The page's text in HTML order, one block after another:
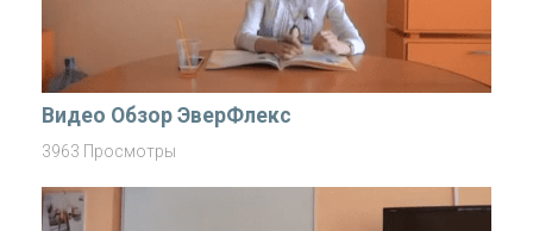
Видео Обзор ЭверФлекс
3963 Просмотры